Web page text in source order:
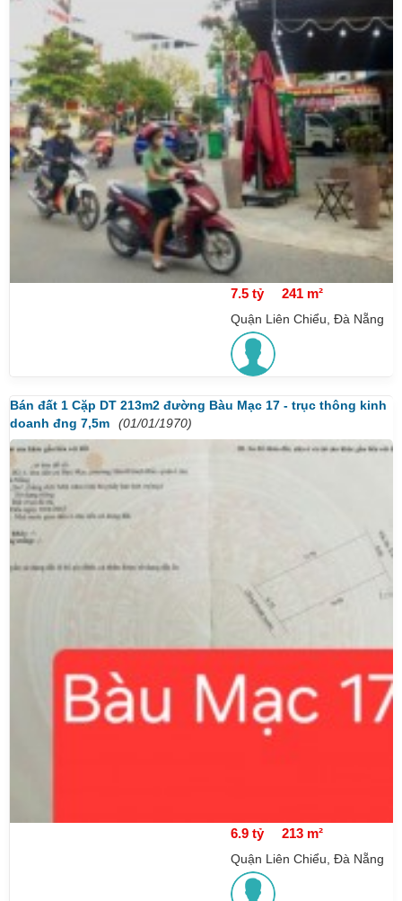
7.5 tỷ 241 m²
Quận Liên Chiểu, Đà Nẵng
Bán đất 1 Cặp DT 213m2 đường Bàu Mạc 17 - trục thông kinh
doanh đng 7,5m
(01/01/1970)
6.9 tỷ 213 m²
Quận Liên Chiểu, Đà Nẵng